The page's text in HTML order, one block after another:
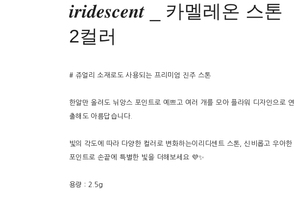
𝒊𝒓𝒊𝒅𝒆𝒔𝒄𝒆𝒏𝒕 _ 카멜레온 스톤
2컬러
# 쥬얼리 소재로도 사용되는 프리미엄 진주 스톤
한알만 올려도 뉘앙스 포인트로 예쁘고 여러 개를 모아 플라워 디자인으로 연
출해도 아름답습니다.
빛의 각도에 따라 다양한 컬러로 변화하는이리디센트 스톤, 신비롭고 우아한
포인트로 손끝에 특별한 빛을 더해보세요 💜✨
용량 : 2.5g